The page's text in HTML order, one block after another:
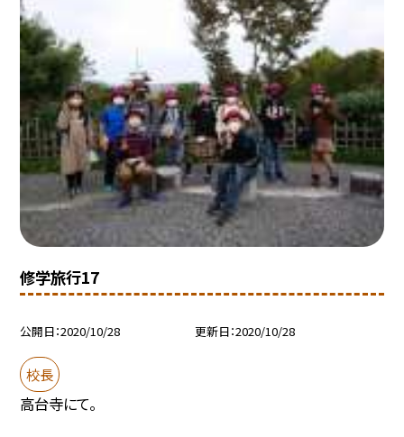
修学旅行17
公開日 2020/10/28 更新日 2020/10/28
校長
高台寺にて。